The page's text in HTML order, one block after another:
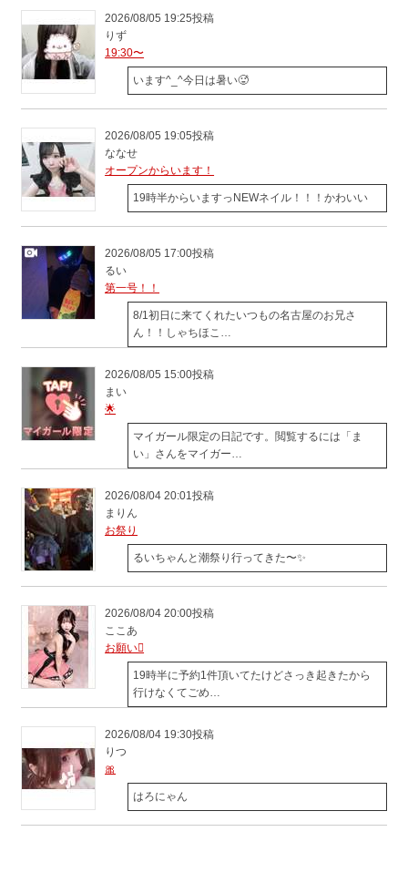
2026/08/05 19:25投稿
りず
19:30〜
います^_^今日は暑い🥵
2026/08/05 19:05投稿
ななせ
オープンからいます！
19時半からいますっNEWネイル！！！かわいい
2026/08/05 17:00投稿
るい
第一号！！
8/1初日に来てくれたいつもの名古屋のお兄さ
ん！！しゃちほこ…
2026/08/05 15:00投稿
まい
🌟
マイガール限定の日記です。閲覧するには「ま
い」さんをマイガー…
2026/08/04 20:01投稿
まりん
お祭り
るいちゃんと潮祭り行ってきた〜✨️
2026/08/04 20:00投稿
ここあ
お願い🫪
19時半に予約1件頂いてたけどさっき起きたから
行けなくてごめ…
2026/08/04 19:30投稿
りつ
🎀
はろにゃん